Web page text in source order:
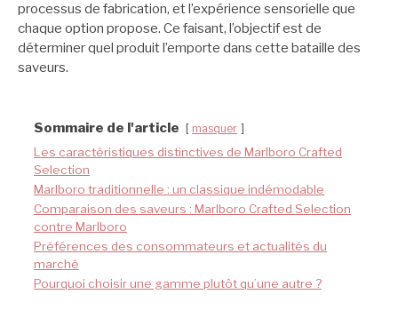
processus de fabrication, et l’expérience sensorielle que
chaque option propose. Ce faisant, l’objectif est de
déterminer quel produit l’emporte dans cette bataille des
saveurs.
Sommaire de l'article masquer
Les caractéristiques distinctives de Marlboro Crafted
Selection
Marlboro traditionnelle : un classique indémodable
Comparaison des saveurs : Marlboro Crafted Selection
contre Marlboro
Préférences des consommateurs et actualités du
marché
Pourquoi choisir une gamme plutôt qu’une autre ?